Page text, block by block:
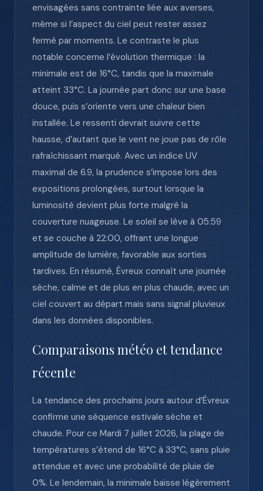
envisagées sans contrainte liée aux averses,
même si l’aspect du ciel peut rester assez
fermé par moments. Le contraste le plus
notable concerne l’évolution thermique : la
minimale est de 16°C, tandis que la maximale
atteint 33°C. La journée part donc sur une base
douce, puis s’oriente vers une chaleur bien
installée. Le ressenti devrait suivre cette
hausse, d’autant que le vent ne joue pas de rôle
rafraîchissant marqué. Avec un indice UV
maximal de 6.9, la prudence s’impose lors des
expositions prolongées, surtout lorsque la
luminosité devient plus forte malgré la
couverture nuageuse. Le soleil se lève à 05:59
et se couche à 22:00, offrant une longue
amplitude de lumière, favorable aux sorties
tardives. En résumé, Évreux connaît une journée
sèche, calme et de plus en plus chaude, avec un
ciel couvert au départ mais sans signal pluvieux
dans les données disponibles.
Comparaisons météo et tendance
récente
La tendance des prochains jours autour d’Évreux
confirme une séquence estivale sèche et
chaude. Pour ce Mardi 7 juillet 2026, la plage de
températures s’étend de 16°C à 33°C, sans pluie
attendue et avec une probabilité de pluie de
0%. Le lendemain, la minimale baisse légèrement